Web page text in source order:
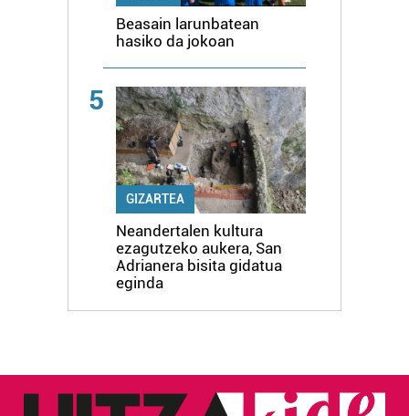
Beasain larunbatean
hasiko da jokoan
5
GIZARTEA
Neandertalen kultura
ezagutzeko aukera, San
Adrianera bisita gidatua
eginda